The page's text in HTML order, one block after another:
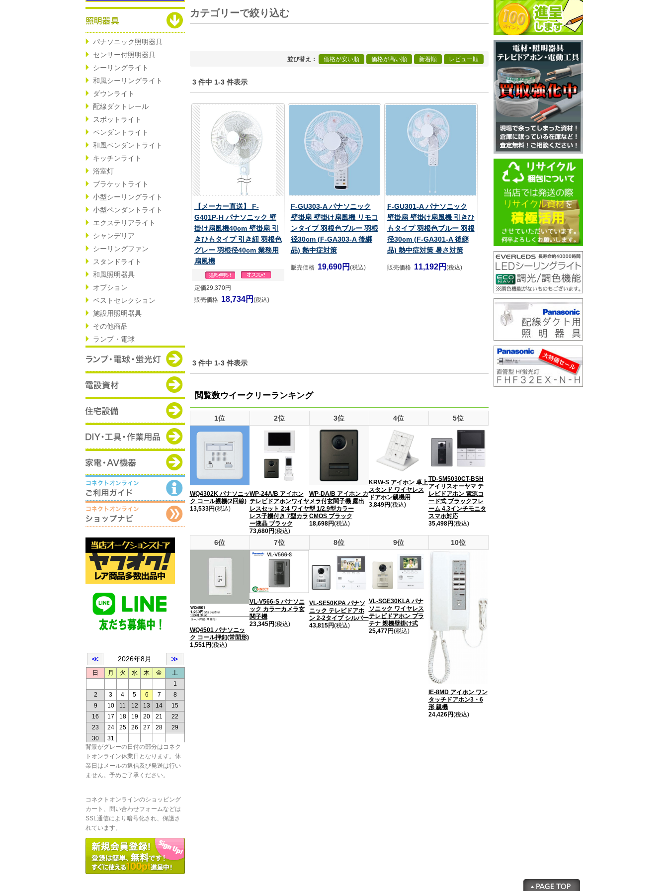
パナソニック照明器具
センサー付照明器具
シーリングライト
和風シーリングライト
ダウンライト
配線ダクトレール
スポットライト
ペンダントライト
和風ペンダントライト
キッチンライト
浴室灯
ブラケットライト
小型シーリングライト
小型ペンダントライト
エクステリアライト
シャンデリア
シーリングファン
スタンドライト
和風照明器具
オプション
ベストセレクション
施設用照明器具
その他商品
ランプ・電球
背景がグレーの日付の部分はコネク
トオンライン休業日となります。休
業日はメールの返信及び発送は行い
ません。予めご了承ください。
コネクトオンラインのショッピング
カート、問い合わせフォームなどは
SSL通信により暗号化され、保護さ
れています。
カテゴリーで絞り込む
並び替え 価格が安い順 価格が高い順 新着順 レビュー順
3 件中 1-3 件表示
【メーカー直送】 F-
G401P-H パナソニック 壁
掛け扇風機40cm 壁掛扇 引
きひもタイプ 引き紐 羽根色
グレー 羽根径40cm 業務用
扇風機
定価29,370円
販売価格 18,734円 (税込)
F-GU303-A パナソニック
壁掛扇 壁掛け扇風機 リモコ
ンタイプ 羽根色ブルー 羽根
径30cm (F-GA303-A 後継
品) 熱中症対策
販売価格 19,690円 (税込)
F-GU301-A パナソニック
壁掛扇 壁掛け扇風機 引きひ
もタイプ 羽根色ブルー 羽根
径30cm (F-GA301-A 後継
品) 熱中症対策 暑さ対策
販売価格 11,192円 (税込)
3 件中 1-3 件表示
閲覧数ウイークリーランキング
1位 2位 3位 4位 5位
WQ4302K パナソニッ
ク コール親機(2回線)
13,533円(税込)
WP-24A/B アイホン
テレビドアホンワイヤ
レスセット 2:4 ワイヤ
レス子機付き 7型カラ
ー液晶 ブラック
73,680円(税込)
WP-DA/B アイホン カ
メラ付玄関子機 露出
型 1/2.9型カラー
CMOS ブラック
18,698円(税込)
KRW-S アイホン 卓上
スタンド ワイヤレス
ドアホン親機用
3,849円(税込)
TD-SM5030CT-BSH
アイリスオーヤマ テ
レビドアホン 電源コ
ード式 ブラックフレ
ーム 4.3インチモニタ
スマホ対応
35,498円(税込)
6位 7位 8位 9位 10位
WQ4501 パナソニッ
ク コール押釦(常開形)
1,551円(税込)
VL-V566-S パナソニ
ック カラーカメラ玄
関子機
23,345円(税込)
VL-SE50KPA パナソ
ニック テレビドアホ
ン 2-2タイプ シルバー
43,815円(税込)
VL-SGE30KLA パナ
ソニック ワイヤレス
テレビドアホン プラ
チナ 親機壁掛け式
25,477円(税込)
IE-8MD アイホン ワン
タッチドアホン3・6
形 親機
24,426円(税込)